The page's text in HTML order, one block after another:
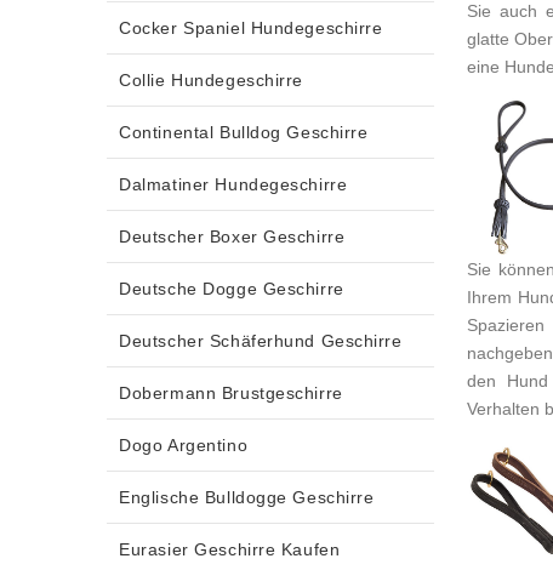
Sie auch
glatte
eine
Sie
Ihrem
den
Verhalten
Cocker Spaniel Hundegeschirre
Collie Hundegeschirre
Continental Bulldog Geschirre
Dalmatiner Hundegeschirre
Deutscher Boxer Geschirre
Deutsche Dogge Geschirre
Deutscher Schäferhund Geschirre
Dobermann Brustgeschirre
Dogo Argentino
Englische Bulldogge Geschirre
Eurasier Geschirre Kaufen